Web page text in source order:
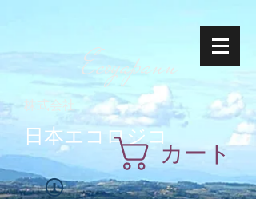
Ecoyapann
株式会社
日本エコロジコカート